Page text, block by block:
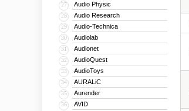
27 Audio Physic
28 Audio Research
29 Audio-Technica
30 Audiolab
31 Audionet
32 AudioQuest
33 AudioToys
34 AURALiC
35 Aurender
36 AVID